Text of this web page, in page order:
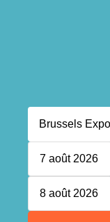
7 août 2026
8 août 2026